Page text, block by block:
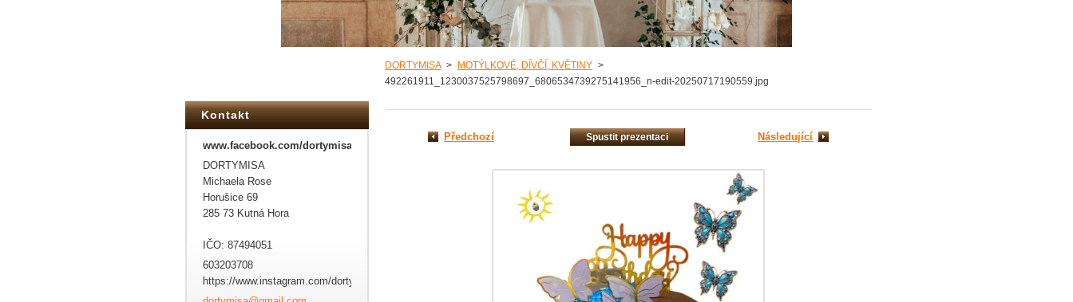
DORTYMISA > MOTÝLKOVÉ, DÍVČÍ, KVĚTINY >
492261911_1230037525798697_6806534739275141956_n-edit-20250717190559.jpg
Předchozí Spustit prezentaci Následující
Kontakt
www.facebook.com/dortymisa
DORTYMISA
Michaela Rose
Horušice 69
285 73 Kutná Hora
IČO: 87494051
603203708
https://www.instagram.com/dortymisa/